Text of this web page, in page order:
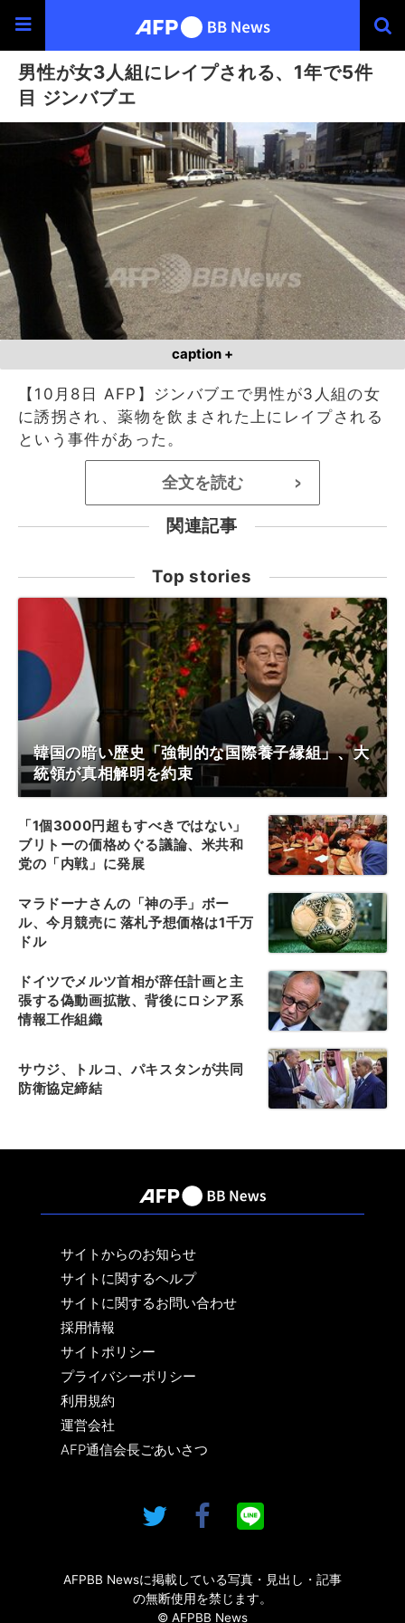
男性が女3人組にレイプされる、1年で5件
目 ジンバブエ
caption +
【10月8日 AFP】ジンバブエで男性が3人組の女
に誘拐され、薬物を飲まされた上にレイプされる
という事件があった。
全文を読む >
関連記事
Top stories
韓国の暗い歴史「強制的な国際養子縁組」、大
統領が真相解明を約束
「1個3000円超もすべきではない」
ブリトーの価格めぐる議論、米共和
党の「内戦」に発展
マラドーナさんの「神の手」ボー
ル、今月競売に 落札予想価格は1千万
ドル
ドイツでメルツ首相が辞任計画と主
張する偽動画拡散、背後にロシア系
情報工作組織
サウジ、トルコ、パキスタンが共同
防衛協定締結
サイトからのお知らせ
サイトに関するヘルプ
サイトに関するお問い合わせ
採用情報
サイトポリシー
プライバシーポリシー
利用規約
運営会社
AFP通信会長ごあいさつ
AFPBB Newsに掲載している写真・見出し・記事
の無断使用を禁じます。
© AFPBB News